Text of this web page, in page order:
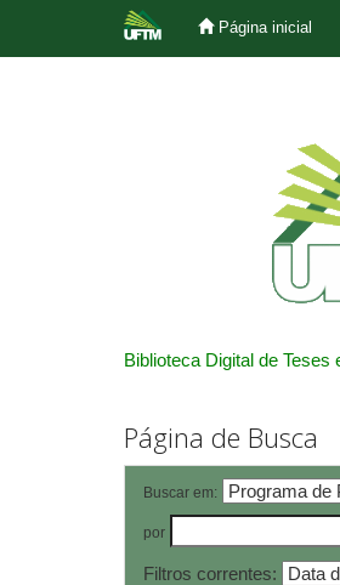
Página inicial
Biblioteca Digital de Teses
Página de Busca
Buscar em:
por
Filtros correntes: